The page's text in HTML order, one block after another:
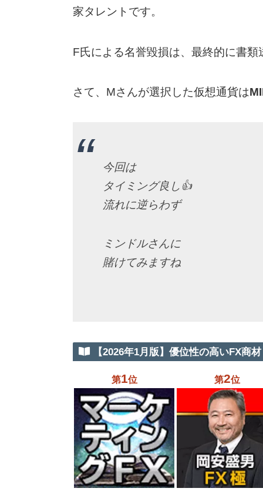
家タレントです。
F氏による名誉毀損は、最終的に書
さて、Mさんが選択した仮想通貨は
今回は
タイミング良し👍
流れに逆らわず
ミンドルさんに
賭けてみますね
【2026年1月版】優位性の高いFX商
第1位 第2位